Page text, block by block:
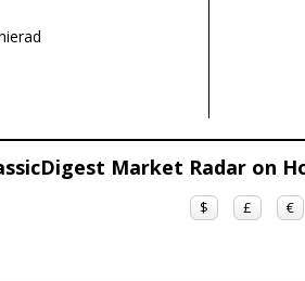
Market Radar on
$ £ €